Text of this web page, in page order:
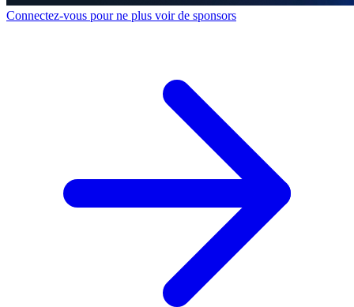
Connectez-vous pour ne plus voir de sponsors